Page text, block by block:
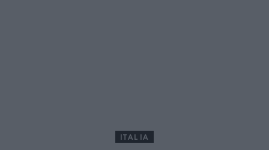
ITALIA